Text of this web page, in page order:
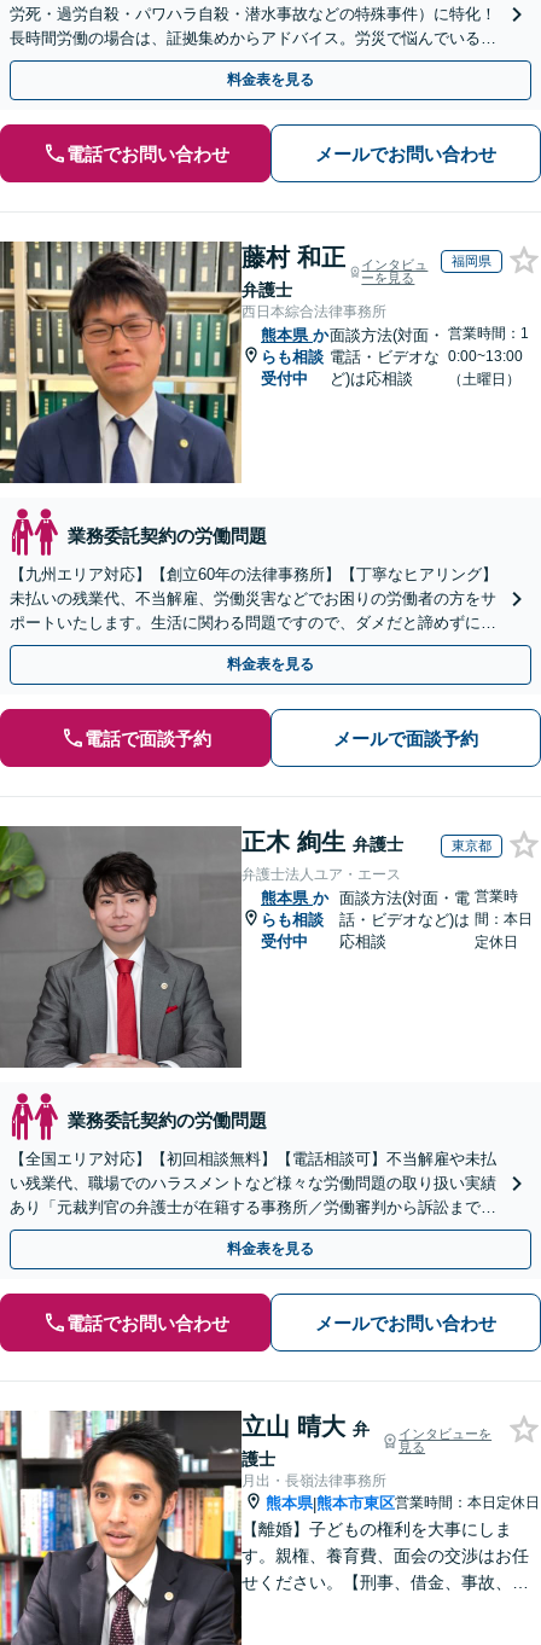
労死・過労自殺・パワハラ自殺・潜水事故などの特殊事件）に特化！
長時間労働の場合は、証拠集めからアドバイス。労災で悩んでいる方
は早めにご相談を！【電話相談可能】
料金表を見る
電話でお問い合わせ メールでお問い合わせ
藤村 和正
弁護士
インタビュ
ーを見る
福岡県
西日本綜合法律事務所
熊本県 か
らも相談
受付中
面談方法(対面・
電話・ビデオな
ど)は応相談
営業時間：1
0:00~13:00
（土曜日）
業務委託契約の労働問題
【九州エリア対応】【創立60年の法律事務所】【丁寧なヒアリング】
未払いの残業代、不当解雇、労働災害などでお困りの労働者の方をサ
ポートいたします。生活に関わる問題ですので、ダメだと諦めずに、
しっかりと労働者の権利を主張していきましょう。
料金表を見る
電話で面談予約 メールで面談予約
正木 絢生 弁護士 東京都
弁護士法人ユア・エース
熊本県 か
らも相談
受付中
面談方法(対面・電
話・ビデオなど)は
応相談
営業時
間：本日
定休日
業務委託契約の労働問題
【全国エリア対応】【初回相談無料】【電話相談可】不当解雇や未払
い残業代、職場でのハラスメントなど様々な労働問題の取り扱い実績
あり「元裁判官の弁護士が在籍する事務所／労働審判から訴訟まで、
裁判官経験を活かした最適な戦略を立案」
料金表を見る
電話でお問い合わせ メールでお問い合わせ
立山 晴大 弁
護士
インタビューを
見る
月出・長嶺法律事務所
熊本県|熊本市東区営業時間：本日定休日
【離婚】子どもの権利を大事にしま
す。親権、養育費、面会の交渉はお任
せください。【刑事、借金、事故、労